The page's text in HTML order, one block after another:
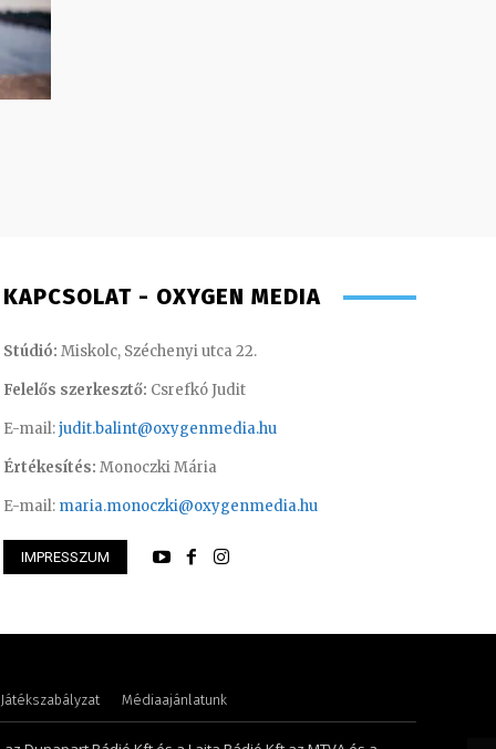
– műsorvezető, riporter
KAPCSOLAT - OXYGEN MEDIA
Stúdió: Miskolc, Széchenyi utca 22.
Felelős szerkesztő: Csrefkó Judit
E-mail:judit.balint@oxygenmedia.hu
Értékesítés: Monoczki Mária
E-mail: maria.monoczki@oxygenmedia.hu
IMPRESSZUM
Játékszabályzat Médiaajánlatunk